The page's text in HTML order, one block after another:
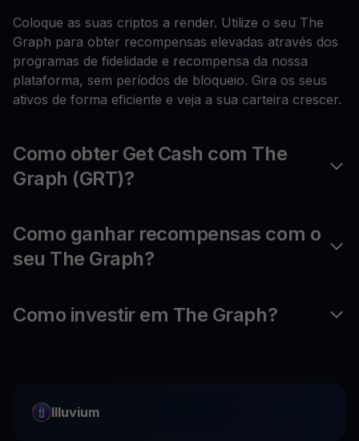
Coloque as suas criptos a render. Utilize o seu The
Graph para obter recompensas elevadas através dos
programas de fidelidade e recompensa da nossa
plataforma, sem períodos de bloqueio. Gira os seus
ativos de forma eficiente e veja a sua carteira crescer.
Como obter Get Cash com The
Graph (GRT)?
Como ganhar recompensas com o
seu The Graph?
Como investir em The Graph?
Illuvium